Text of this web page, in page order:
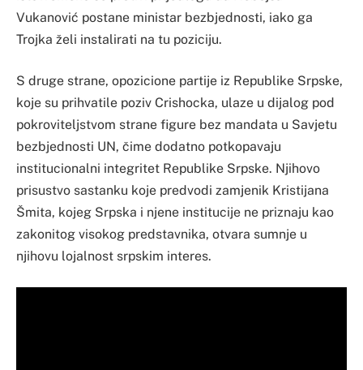
Vukanović postane ministar bezbjednosti, iako ga
Trojka želi instalirati na tu poziciju.
S druge strane, opozicione partije iz Republike Srpske,
koje su prihvatile poziv Crishocka, ulaze u dijalog pod
pokroviteljstvom strane figure bez mandata u Savjetu
bezbjednosti UN, čime dodatno potkopavaju
institucionalni integritet Republike Srpske. Njihovo
prisustvo sastanku koje predvodi zamjenik Kristijana
Šmita, kojeg Srpska i njene institucije ne priznaju kao
zakonitog visokog predstavnika, otvara sumnje u
njihovu lojalnost srpskim interes.